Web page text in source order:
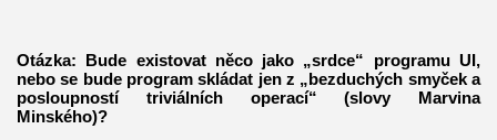
Otázka: Bude existovat něco jako „srdce“ programu UI,
nebo se bude program skládat jen z „bezduchých smyček a
posloupností triviálních operací“ (slovy Marvina
Minského)?